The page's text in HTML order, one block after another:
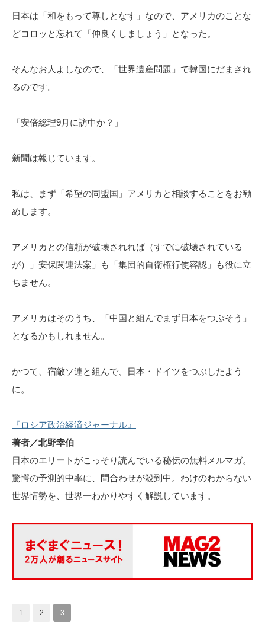
日本は「和をもって尊しとなす」なので、アメリカのことな
どコロッと忘れて「仲良くしましょう」となった。
そんなお人よしなので、「世界遺産問題」で韓国にだまされ
るのです。
「安倍総理9月に訪中か？」
新聞は報じています。
私は、まず「希望の同盟国」アメリカと相談することをお勧
めします。
アメリカとの信頼が破壊されれば（すでに破壊されている
が）」安保関連法案」も「集団的自衛権行使容認」も役に立
ちません。
アメリカはそのうち、「中国と組んでまず日本をつぶそう」
となるかもしれません。
かつて、宿敵ソ連と組んで、日本・ドイツをつぶしたよう
に。
『ロシア政治経済ジャーナル』
著者／北野幸伯
日本のエリートがこっそり読んでいる秘伝の無料メルマガ。
驚愕の予測的中率に、問合わせが殺到中。わけのわからない
世界情勢を、世界一わかりやすく解説しています。
1 2 3